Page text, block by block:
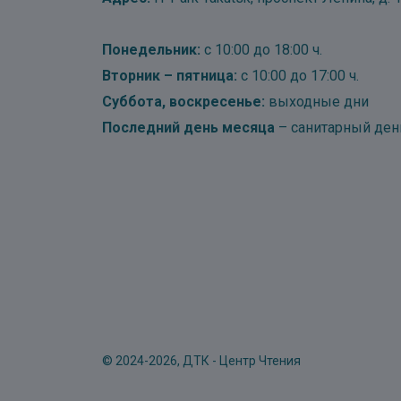
Понедельник: с 10:00 до 18:00 ч.
Вторник – пятница: с 10:00 до 17:00 ч.
Суббота, воскресенье: выходные дни
Последний день месяца – санитарный
© 2024-2026, ДТК - Центр Чтения